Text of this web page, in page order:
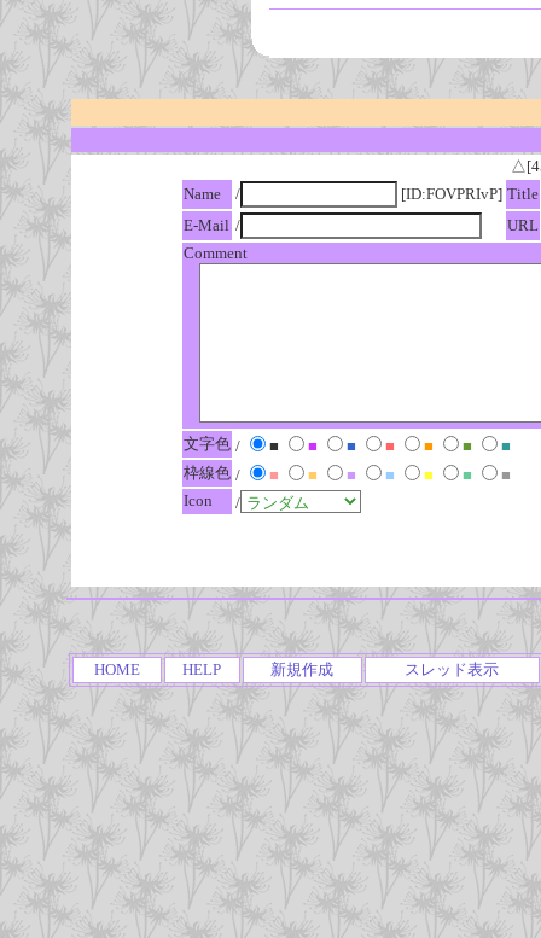
Name
/ [ID:FOVPRIvP] Title
E-Mail /
URL
Comment
文字色 / ■ ■ ■ ■ ■ ■
■
枠線色 / ■ ■ ■ ■ ■ ■
■
Icon
/
HOME HELP 新規作成 スレッド表示